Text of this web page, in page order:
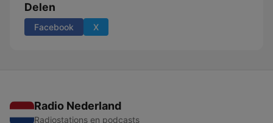
Delen
Facebook X
Radio Nederland
Radiostations en podcasts